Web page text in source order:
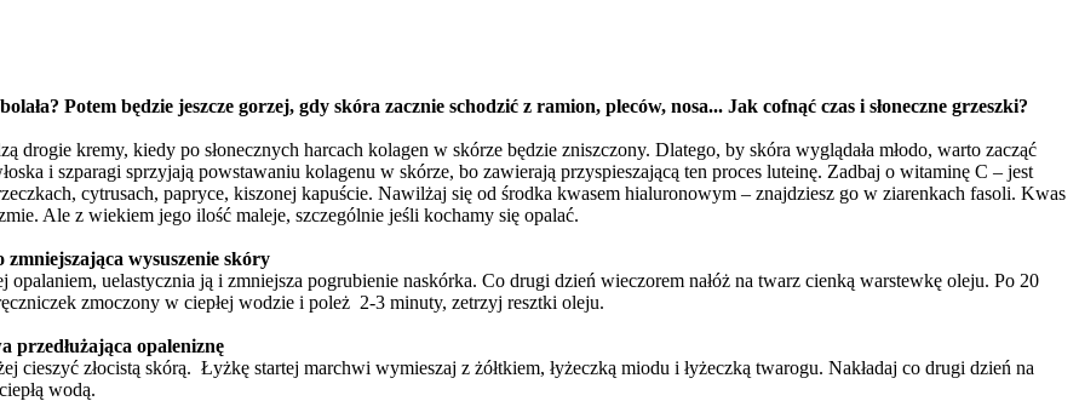
Potem będzie jeszcze gorzej, gdy skóra zacznie schodzić z ramion, pleców, nosa... Jak cofnąć czas i słoneczne grzeszki?
kremy, kiedy po słonecznych harcach kolagen w skórze będzie zniszczony. Dlatego, by skóra wyglądała młodo, warto zacząć
i szparagi sprzyjają powstawaniu kolagenu w skórze, bo zawierają przyspieszającą ten proces luteinę. Zadbaj o witaminę C – jest
cytrusach, papryce, kiszonej kapuście. Nawilżaj się od środka kwasem hialuronowym – znajdziesz go w ziarenkach fasoli. Kwas
Ale z wiekiem jego ilość maleje, szczególnie jeśli kochamy się opalać.
wysuszenie skóry
opalaniem, uelastycznia ją i zmniejsza pogrubienie naskórka. Co drugi dzień wieczorem nałóż na twarz cienką warstewkę oleju. Po 20
zmoczony w ciepłej wodzie i poleż 2-3 minuty, zetrzyj resztki oleju.
przedłużająca opaleniznę
cieszyć złocistą skórą. Łyżkę startej marchwi wymieszaj z żółtkiem, łyżeczką miodu i łyżeczką twarogu. Nakładaj co drugi dzień na
wodą.